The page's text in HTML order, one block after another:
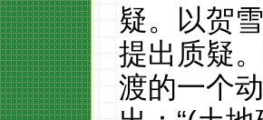
疑。以贺
提出质疑
渡的一个